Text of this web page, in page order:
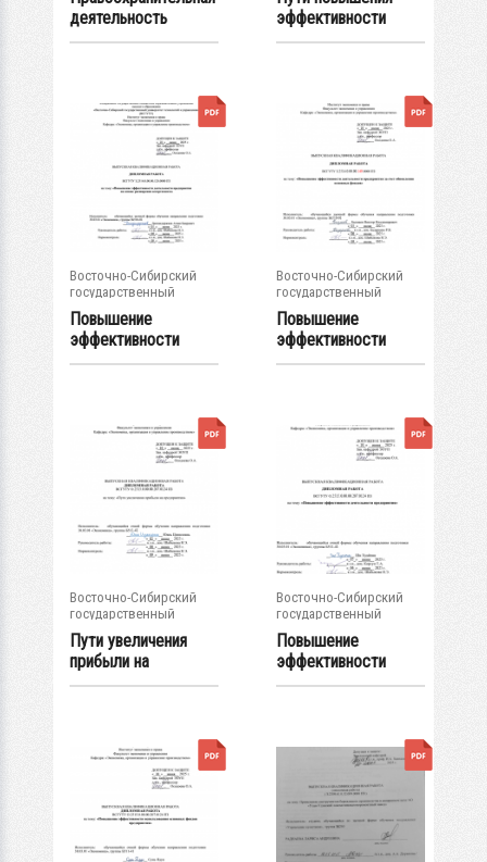
деятельность
таможенных...
эффективности
деятельности...
Восточно-Сибирский
государственный
университет...
Повышение
эффективности
деятельности
Восточно-Сибирский
государственный
университет...
Повышение
эффективности
деятельности
Восточно-Сибирский
государственный
университет...
Пути увеличения
прибыли на
предпритятии : ВКР...
Восточно-Сибирский
государственный
университет...
Повышение
эффективности
деятельности